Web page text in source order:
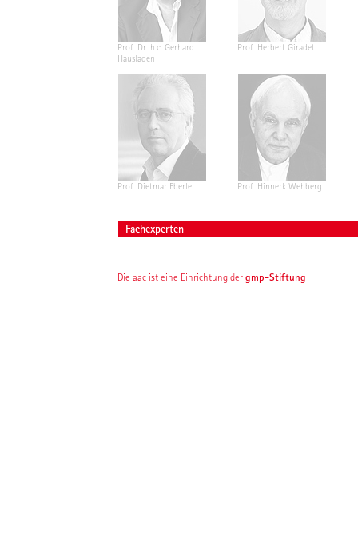
Prof. Dr. h.c. Gerhard
Hausladen
Prof. Herbert Giradet
Prof. Dietmar Eberle Prof. Hinnerk Wehberg
Fachexperten
Die aac ist eine Einrichtung dergmp-Stiftung